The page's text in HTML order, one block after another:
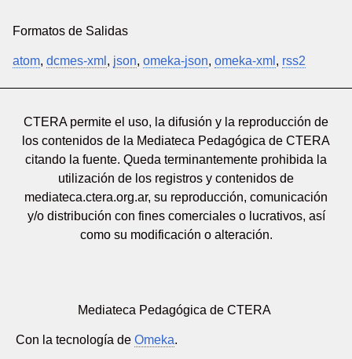
Formatos de Salidas
atom, dcmes-xml , json, omeka-json, omeka-xml , rss2
CTERA permite el uso, la difusión y la reproducción de
los contenidos de la Mediateca Pedagógica de CTERA
citando la fuente. Queda terminantemente prohibida la
utilización de los registros y contenidos de
mediateca.ctera.org.ar, su reproducción, comunicación
y/o distribución con fines comerciales o lucrativos, así
como su modificación o alteración.
Mediateca Pedagógica de CTERA
Con la tecnología de Omeka.